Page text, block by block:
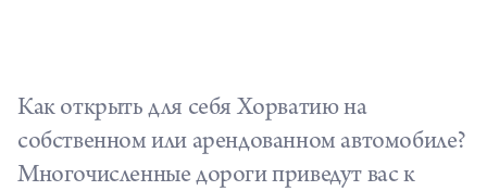
Как открыть для себя Хорватию на
собственном или арендованном автомобиле?
Многочисленные дороги приведут вас к